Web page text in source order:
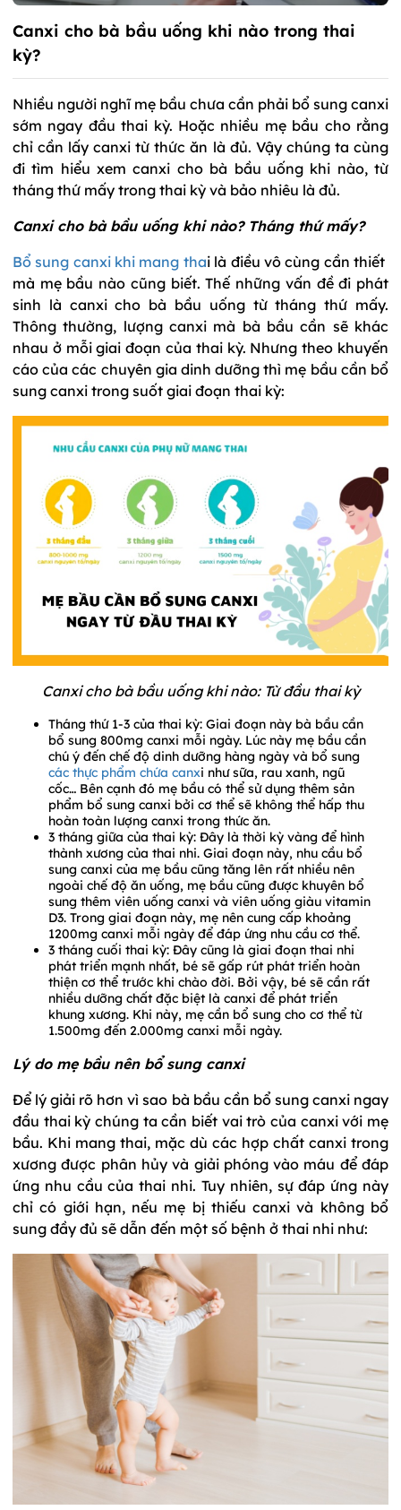
Canxi cho bà bầu uống khi nào trong thai
kỳ?
Nhiều người nghĩ mẹ bầu chưa cần phải bổ sung canxi
sớm ngay đầu thai kỳ. Hoặc nhiều mẹ bầu cho rằng
chỉ cần lấy canxi từ thức ăn là đủ. Vậy chúng ta cùng
đi tìm hiểu xem canxi cho bà bầu uống khi nào, từ
tháng thứ mấy trong thai kỳ và bảo nhiêu là đủ.
Canxi cho bà bầu uống khi nào? Tháng thứ mấy?
Bổ sung canxi khi mang thai là điều vô cùng cần thiết
mà mẹ bầu nào cũng biết. Thế những vấn đề đi phát
sinh là canxi cho bà bầu uống từ tháng thứ mấy.
Thông thường, lượng canxi mà bà bầu cần sẽ khác
nhau ở mỗi giai đoạn của thai kỳ. Nhưng theo khuyến
cáo của các chuyên gia dinh dưỡng thì mẹ bầu cần bổ
sung canxi trong suốt giai đoạn thai kỳ:
Canxi cho bà bầu uống khi nào: Từ đầu thai kỳ
Tháng thứ 1-3 của thai kỳ: Giai đoạn này bà bầu cần
bổ sung 800mg canxi mỗi ngày. Lúc này mẹ bầu cần
chú ý đến chế độ dinh dưỡng hàng ngày và bổ sung
các thực phẩm chứa canxi như sữa, rau xanh, ngũ
cốc… Bên cạnh đó mẹ bầu có thể sử dụng thêm sản
phẩm bổ sung canxi bởi cơ thể sẽ không thể hấp thu
hoàn toàn lượng canxi trong thức ăn.
3 tháng giữa của thai kỳ: Đây là thời kỳ vàng để hình
thành xương của thai nhi. Giai đoạn này, nhu cầu bổ
sung canxi của mẹ bầu cũng tăng lên rất nhiều nên
ngoài chế độ ăn uống, mẹ bầu cũng được khuyên bổ
sung thêm viên uống canxi và viên uống giàu vitamin
D3. Trong giai đoạn này, mẹ nên cung cấp khoảng
1200mg canxi mỗi ngày để đáp ứng nhu cầu cơ thể.
3 tháng cuối thai kỳ: Đây cũng là giai đoạn thai nhi
phát triển mạnh nhất, bé sẽ gấp rút phát triển hoàn
thiện cơ thể trước khi chào đời. Bởi vậy, bé sẽ cần rất
nhiều dưỡng chất đặc biệt là canxi để phát triển
khung xương. Khi này, mẹ cần bổ sung cho cơ thể từ
1.500mg đến 2.000mg canxi mỗi ngày.
Lý do mẹ bầu nên bổ sung canxi
Để lý giải rõ hơn vì sao bà bầu cần bổ sung canxi ngay
đầu thai kỳ chúng ta cần biết vai trò của canxi với mẹ
bầu. Khi mang thai, mặc dù các hợp chất canxi trong
xương được phân hủy và giải phóng vào máu để đáp
ứng nhu cầu của thai nhi. Tuy nhiên, sự đáp ứng này
chỉ có giới hạn, nếu mẹ bị thiếu canxi và không bổ
sung đầy đủ sẽ dẫn đến một số bệnh ở thai nhi như: